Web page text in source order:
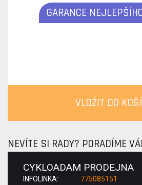
GARANCE
VLOŽIT DO
NEVÍTE SI RADY? PORADÍME
CYKLOADAM PRODEJNA
INFOLINKA: 775085151